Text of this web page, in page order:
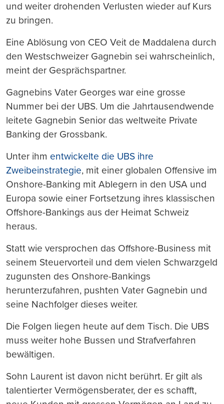
und weiter drohenden Verlusten wieder auf Kurs
zu bringen.
Eine Ablösung von CEO Veit de Maddalena durch
den Westschweizer Gagnebin sei wahrscheinlich,
meint der Gesprächspartner.
Gagnebins Vater Georges war eine grosse
Nummer bei der UBS. Um die Jahrtausendwende
leitete Gagnebin Senior das weltweite Private
Banking der Grossbank.
Unter ihm entwickelte die UBS ihre
Zweibeinstrategie, mit einer globalen Offensive im
Onshore-Banking mit Ablegern in den USA und
Europa sowie einer Fortsetzung ihres klassischen
Offshore-Bankings aus der Heimat Schweiz
heraus.
Statt wie versprochen das Offshore-Business mit
seinem Steuervorteil und dem vielen Schwarzgeld
zugunsten des Onshore-Bankings
herunterzufahren, pushten Vater Gagnebin und
seine Nachfolger dieses weiter.
Die Folgen liegen heute auf dem Tisch. Die UBS
muss weiter hohe Bussen und Strafverfahren
bewältigen.
Sohn Laurent ist davon nicht berührt. Er gilt als
talentierter Vermögensberater, der es schafft,